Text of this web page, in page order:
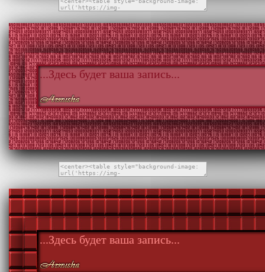
...Здесь будет ваша запись...
...Здесь будет ваша запись...